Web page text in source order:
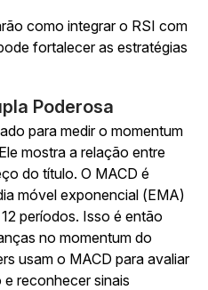
como integrar o RSI com
fortalecer as estratégias
Poderosa
para medir o momentum
mostra a relação entre
do título. O MACD é
móvel exponencial (EMA)
períodos. Isso é então
no momentum do
usam o MACD para avaliar
reconhecer sinais